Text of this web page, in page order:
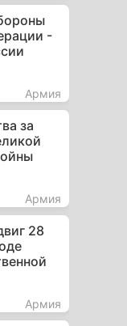
-
Армия
за
Армия
28
Армия